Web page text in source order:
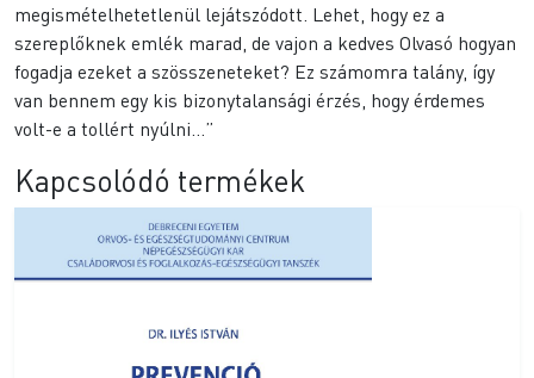
megismételhetetlenül lejátszódott. Lehet, hogy ez a
szereplőknek emlék marad, de vajon a kedves Olvasó hogyan
fogadja ezeket a szösszeneteket? Ez számomra talány, így
van bennem egy kis bizonytalansági érzés, hogy érdemes
volt-e a tollért nyúlni…”
Kapcsolódó termékek